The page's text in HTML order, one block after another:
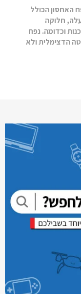
האחסון הכולל
חלוקה
וכדומה. נפח
הדצימלית ולא